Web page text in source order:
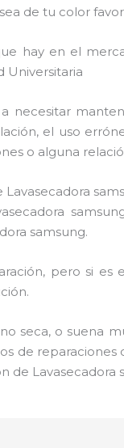
de tu color
hay en el
Universitaria
necesitar
el uso
o alguna
samsung.
pero si es
seca, o suena
de
de Lavasecadora